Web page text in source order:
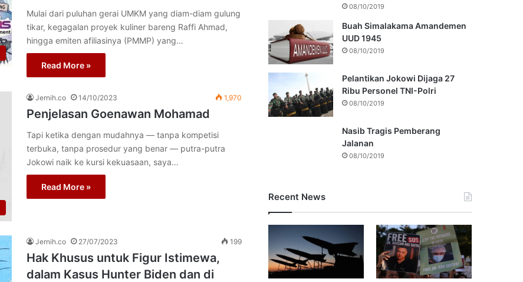
Mulai dari puluhan gerai UMKM yang diam-diam gulung
tikar, kegagalan proyek kuliner bareng Raffi Ahmad,
hingga emiten afiliasinya (PMMP) yang…
Read More »
Jernih.co 14/10/2023 1,970
Penjelasan Goenawan Mohamad
Tapi ketika dengan mudahnya — tanpa kompetisi
terbuka, tanpa prosedur yang benar — putra-putra
Jokowi naik ke kursi kekuasaan, saya…
Read More »
Jernih.co 27/07/2023 199
Hak Khusus untuk Figur Istimewa,
dalam Kasus Hunter Biden dan di
08/10/2019
Buah Simalakama Amandemen
UUD 1945
08/10/2019
Pelantikan Jokowi Dijaga 27
Ribu Personel TNI-Polri
08/10/2019
Nasib Tragis Pemberang
Jalanan
08/10/2019
Recent News